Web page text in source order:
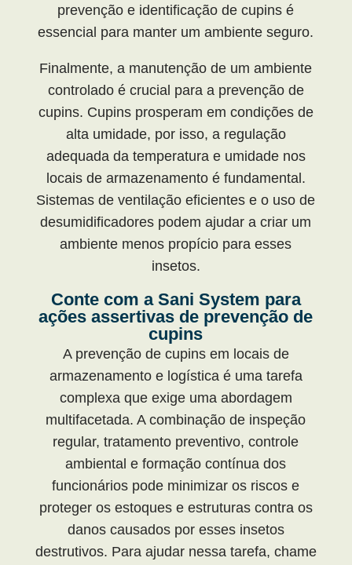
prevenção e identificação de cupins é
essencial para manter um ambiente seguro.
Finalmente, a manutenção de um ambiente
controlado é crucial para a prevenção de
cupins. Cupins prosperam em condições de
alta umidade, por isso, a regulação
adequada da temperatura e umidade nos
locais de armazenamento é fundamental.
Sistemas de ventilação eficientes e o uso de
desumidificadores podem ajudar a criar um
ambiente menos propício para esses
insetos.
Conte com a Sani System para
ações assertivas de prevenção de
cupins
A prevenção de cupins em locais de
armazenamento e logística é uma tarefa
complexa que exige uma abordagem
multifacetada. A combinação de inspeção
regular, tratamento preventivo, controle
ambiental e formação contínua dos
funcionários pode minimizar os riscos e
proteger os estoques e estruturas contra os
danos causados por esses insetos
destrutivos. Para ajudar nessa tarefa, chame